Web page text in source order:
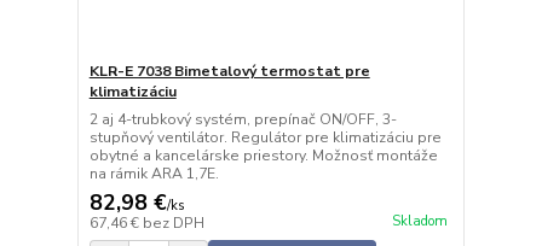
KLR-E 7038 Bimetalový termostat pre
klimatizáciu
2 aj 4-trubkový systém, prepínač ON/OFF, 3-
stupňový ventilátor. Regulátor pre klimatizáciu pre
obytné a kancelárske priestory. Možnosť montáže
na rámik ARA 1,7E.
82,98 €/ks
67,46 € bez DPH Skladom